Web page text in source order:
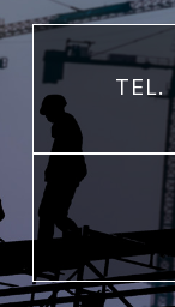
TEL.